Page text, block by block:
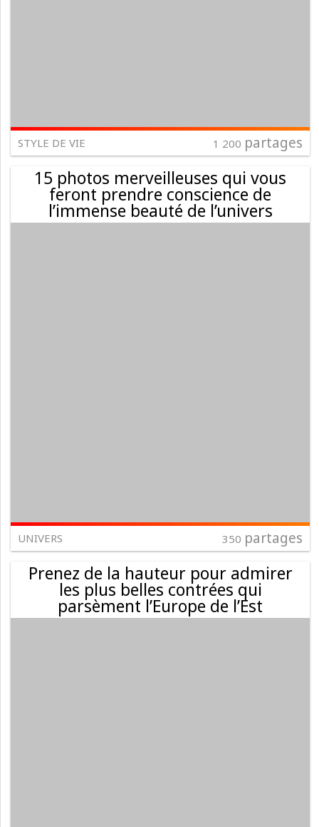
STYLE DE VIE 1 200 partages
15 photos merveilleuses qui vous
feront prendre conscience de
l’immense beauté de l’univers
UNIVERS 350 partages
Prenez de la hauteur pour admirer
les plus belles contrées qui
parsèment l’Europe de l’Est